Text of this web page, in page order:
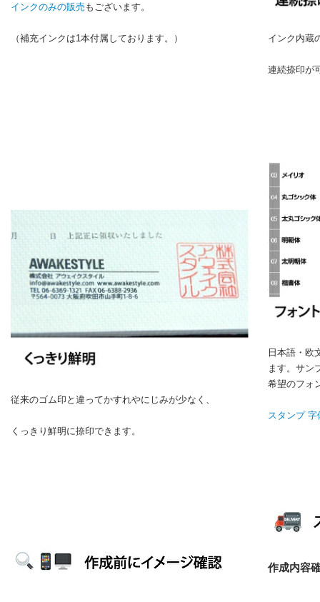
インクのみの販売 もございます。
（補充インクは1本付属しております。） インク内蔵
連続捺印が
従来のゴム印と違ってかすれやにじみが少なく、
くっきり鮮明に捺印できます。
日本語・欧
ます。サン
希望のフォ
スタンプ 字
作成内容